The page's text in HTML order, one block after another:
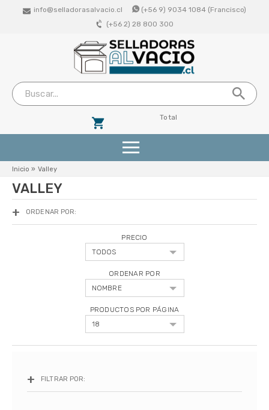
info@selladorasalvacio.cl
(+56 9) 9034 1084 (Francisco)
(+56 2) 28 800 300
Total
Productos
Selladoras De Succion (Vacio Externo)
Selladoras Profesionales De Campana
Bolsas De Vacio Lisas
Bolsas De Vacio Gofradas
Rollos De Vacio Gofrados
Inicio » Valley
VALLEY
ORDENAR POR:
PRECIO
ORDENAR POR
PRODUCTOS POR PÁGINA
FILTRAR POR: